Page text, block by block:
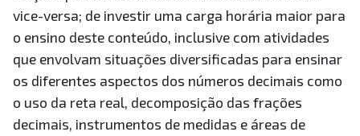
vice-versa; de investir uma carga horária maior para
o ensino deste conteúdo, inclusive com atividades
que envolvam situações diversificadas para ensinar
os diferentes aspectos dos números decimais como
o uso da reta real, decomposição das frações
decimais, instrumentos de medidas e áreas de